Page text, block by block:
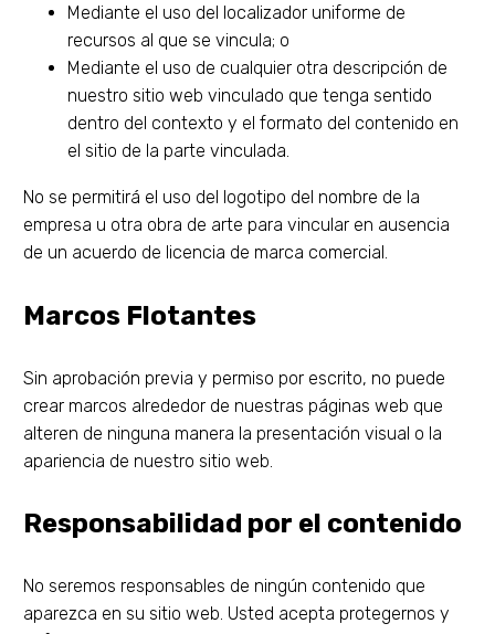
Mediante el uso del localizador uniforme de
recursos al que se vincula; o
Mediante el uso de cualquier otra descripción de
nuestro sitio web vinculado que tenga sentido
dentro del contexto y el formato del contenido en
el sitio de la parte vinculada.
No se permitirá el uso del logotipo del nombre de la
empresa u otra obra de arte para vincular en ausencia
de un acuerdo de licencia de marca comercial.
Marcos Flotantes
Sin aprobación previa y permiso por escrito, no puede
crear marcos alrededor de nuestras páginas web que
alteren de ninguna manera la presentación visual o la
apariencia de nuestro sitio web.
Responsabilidad por el contenido
No seremos responsables de ningún contenido que
aparezca en su sitio web. Usted acepta protegernos y